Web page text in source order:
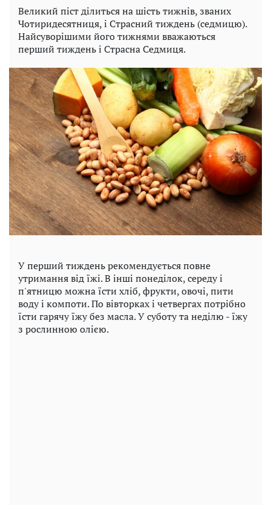
Великий піст ділиться на шість тижнів, званих
Чотиридесятниця, і Страсний тиждень (седмицю).
Найсуворішими його тижнями вважаються
перший тиждень і Страсна Седмиця.
У перший тиждень рекомендується повне
утримання від їжі. В інші понеділок, середу і
п'ятницю можна їсти хліб, фрукти, овочі, пити
воду і компоти. По вівторках і четвергах потрібно
їсти гарячу їжу без масла. У суботу та неділю - їжу
з рослинною олією.